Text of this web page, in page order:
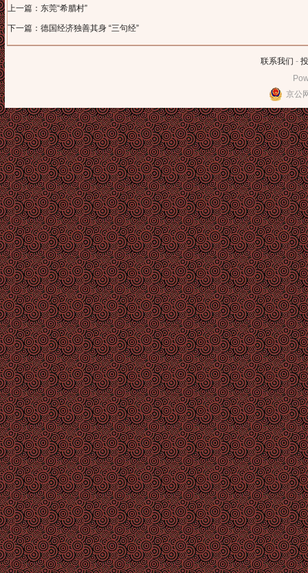
上一篇：东莞“希腊村”
下一篇：德国经济独善其身 “三句经”
联系我们 -
京公